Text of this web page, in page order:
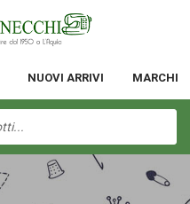
NUOVI ARRIVI MARCHI